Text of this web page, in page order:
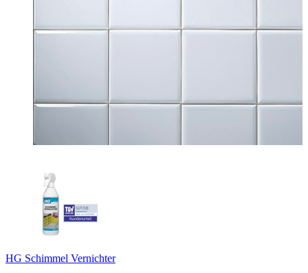
HG Schimmel Vernichter